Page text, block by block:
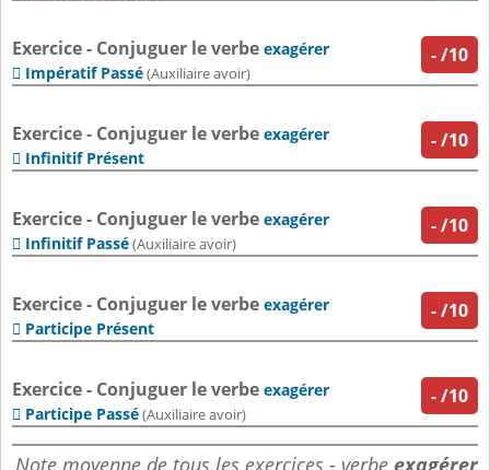
-/10
Exercice - Conjuguer le verbe exagérer
 Impératif Passé(Auxiliaire avoir)
-/10
Exercice - Conjuguer le verbe exagérer
 Infinitif Présent
-/10
Exercice - Conjuguer le verbe exagérer
 Infinitif Passé(Auxiliaire avoir)
-/10
Exercice - Conjuguer le verbe exagérer
 Participe Présent
-/10
Exercice - Conjuguer le verbe exagérer
 Participe Passé(Auxiliaire avoir)
Note moyenne de tous les exercices - verbe exagérer